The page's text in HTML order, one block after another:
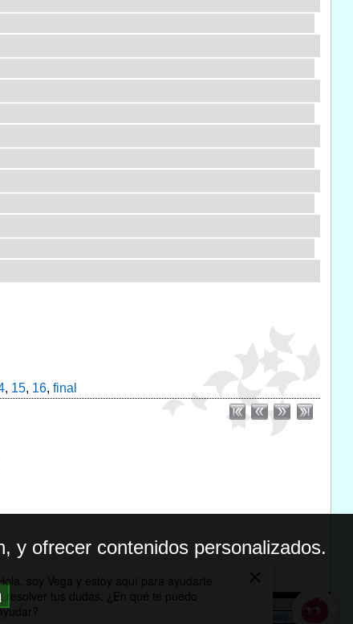
, 15, 16, final
DE PRIVACIDAD
y ofrecer contenidos personalizados.